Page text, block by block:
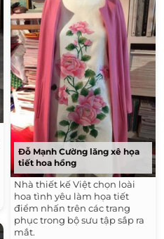
Đỗ Mạnh Cường lăng xê họa
tiết hoa hồng
Nhà thiết kế Việt chọn loài
hoa tình yêu làm họa tiết
điểm nhấn trên các trang
phục trong bộ sưu tập sắp ra
mắt.